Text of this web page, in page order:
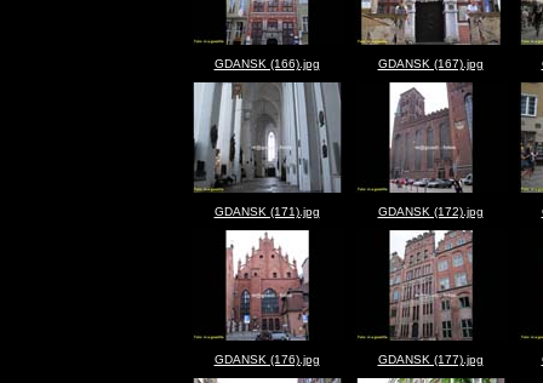
GDANSK (166).jpg GDANSK (167).jpg
GDANSK (171).jpg GDANSK (172).jpg
GDANSK (176).jpg GDANSK (177).jpg